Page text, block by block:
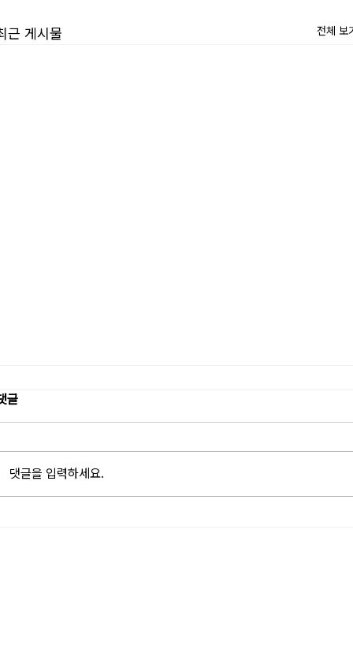
근 게시물 전체 보
글
댓글을 입력하세요.